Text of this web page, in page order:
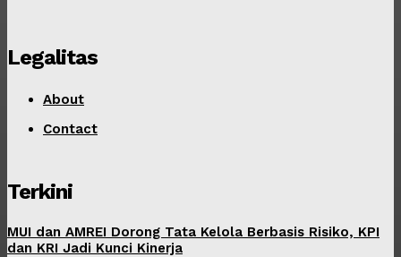
Legalitas
About
Contact
Terkini
MUI dan AMREI Dorong Tata Kelola Berbasis Risiko, KPI
dan KRI Jadi Kunci Kinerja